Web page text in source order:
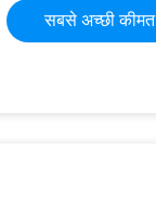
सबसे अच्छी कीमत